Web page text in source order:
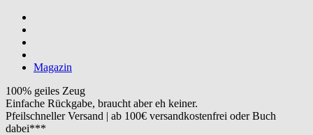
Magazin
100% geiles Zeug
Einfache Rückgabe, braucht aber eh keiner.
Pfeilschneller Versand | ab 100€ versandkostenfrei oder Buch
dabei***